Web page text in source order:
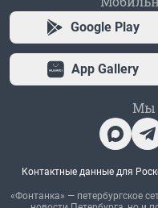
Google Play
App Gallery
Мы
Контактные данные для
«Фонтанка» — петербургское